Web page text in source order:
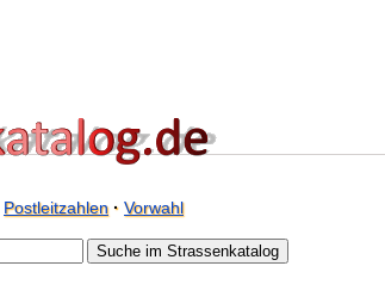
Postleitzahlen· Vorwahl